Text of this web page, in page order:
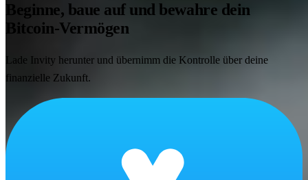
Beginne, baue auf und bewahre dein
Bitcoin-Vermögen
Lade Invity herunter und übernimm die Kontrolle über deine
finanzielle Zukunft.